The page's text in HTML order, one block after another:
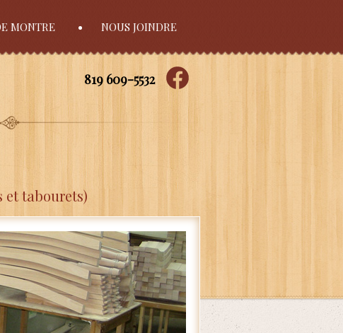
MONTRE NOUS JOINDRE
819 609-5532
et tabourets)